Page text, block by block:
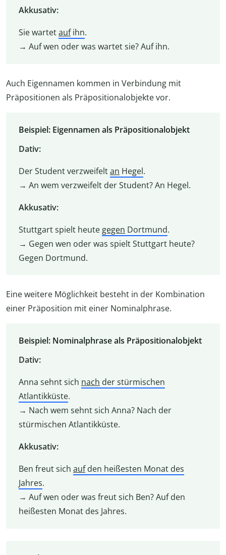
Akkusativ:
Sie wartetaufihn.
→ Auf wen oder was wartet sie? Auf ihn.
Auch Eigennamen kommen in Verbindung mit
Präpositionen als Präpositionalobjekte vor.
Beispiel: Eigennamen als Präpositionalobjekt
Dativ:
Der Student verzweifeltan Hegel.
→ An wem verzweifelt der Student? An Hegel.
Akkusativ:
Stuttgart spielt heute gegen Dortmund.
→ Gegen wen oder was spielt Stuttgart heute?
Gegen Dortmund.
Eine weitere Möglichkeit besteht in der Kombination
einer Präposition mit einer Nominalphrase.
Beispiel: Nominalphrase als Präpositionalobjekt
Dativ:
Anna sehnt sich nach der stürmischen
Atlantikküste.
→ Nach wem sehnt sich Anna? Nach der
stürmischen Atlantikküste.
Akkusativ:
Ben freut sich aufden heißesten Monat des
Jahres.
→ Auf wen oder was freut sich Ben? Auf den
heißesten Monat des Jahres.